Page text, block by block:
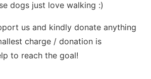
dogs just love walking :)
us and kindly donate anything
charge / donation is
to reach the goal!